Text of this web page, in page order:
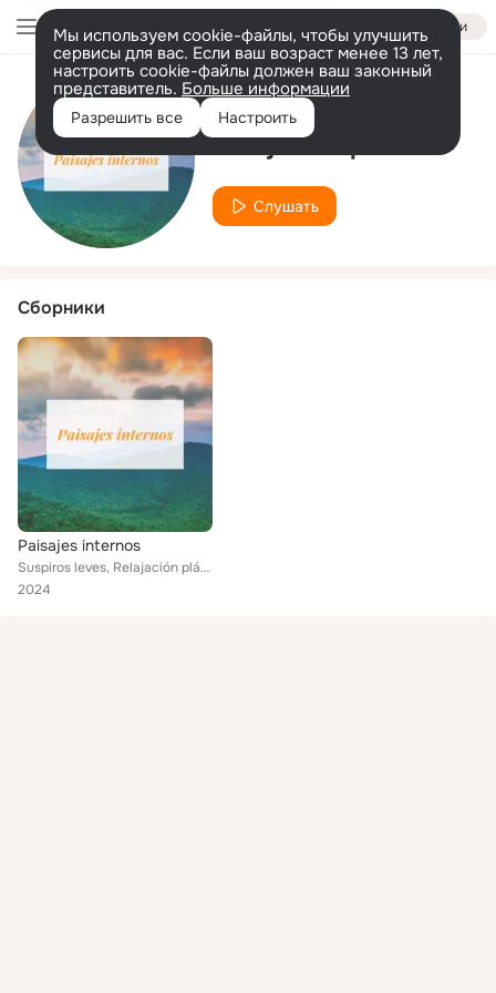
Войти
Мы используем cookie-файлы, чтобы улучшить
сервисы для вас. Если ваш возраст менее 13 лет,
настроить cookie-файлы должен ваш законный
представитель. Больше информации
Разрешить все Настроить
Исполнитель
Relajación plácida
Слушать
Сборники
Paisajes internos
Suspiros leves, Relajación plácida, Momentos serenos
2024